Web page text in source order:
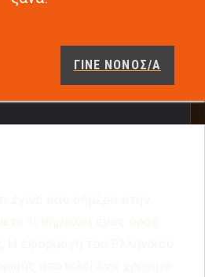
ΓΙΝΕ ΝΟΝΟΣ/Α